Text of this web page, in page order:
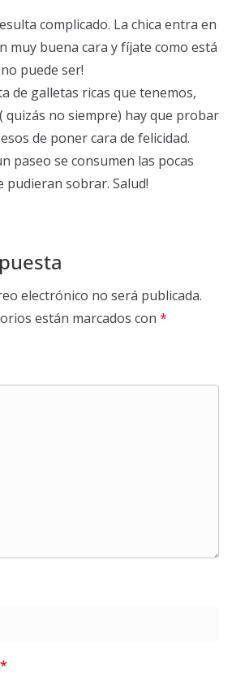
complicado. La chica entra en
muy buena cara y fíjate como está
puede ser!
de galletas ricas que tenemos,
quizás no siempre) hay que probar
de poner cara de felicidad.
paseo se consumen las pocas
pudieran sobrar. Salud!
electrónico no será publicada.
están marcados con *
*